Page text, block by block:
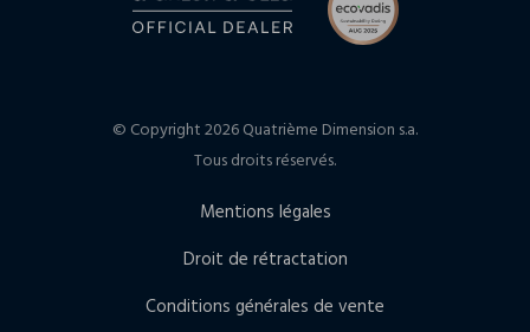
© Copyright 2026 Quatrième Dimension s.a.
Tous droits réservés.
Mentions légales
Droit de rétractation
Conditions générales de vente